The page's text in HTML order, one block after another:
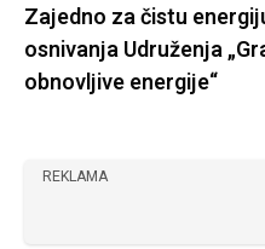
Zajedno za čistu
osnivanja Udruženja
obnovljive energije“
REKLAMA